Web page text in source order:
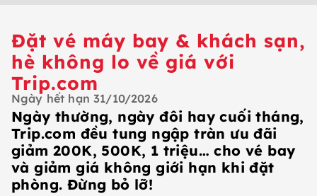
Đặt vé máy bay & khách sạn,
hè không lo về giá với
Trip.com​
Ngày hết hạn 31/10/2026
Ngày thường, ngày đôi hay cuối tháng,
Trip.com đều tung ngập tràn ưu đãi
giảm 200K, 500K, 1 triệu… cho vé bay
và giảm giá không giới hạn khi đặt
phòng. Đừng bỏ lỡ!​